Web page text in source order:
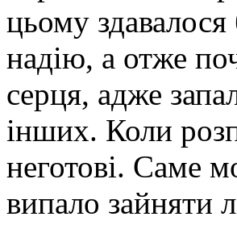
цьому
надію, а отже
серця, адже
інших. Коли
неготові. Саме
випало зайняти